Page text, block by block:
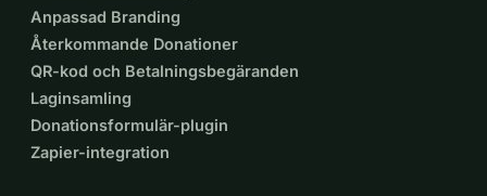
Anpassad Branding
Återkommande Donationer
QR-kod och Betalningsbegäranden
Laginsamling
Donationsformulär-plugin
Zapier-integration